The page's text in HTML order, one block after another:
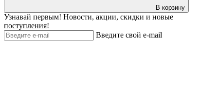
В корзину
Узнавай первым! Новости, акции, скидки и новые
поступления!
Введите свой e-mail